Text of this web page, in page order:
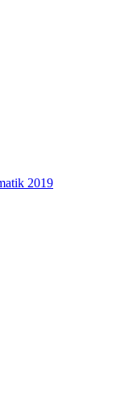
2019